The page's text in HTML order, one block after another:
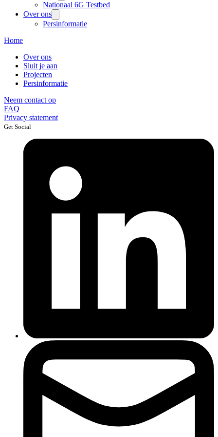
Nationaal 6G Testbed
Over ons
Persinformatie
Home
Over ons
Sluit je aan
Projecten
Persinformatie
Neem contact op
FAQ
Privacy statement
Get Social